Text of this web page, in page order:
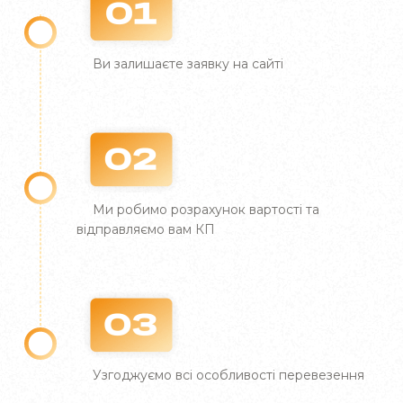
Shipping доставить:
швидкопсувні товари;
медикаменти;
косметику;
обладнання, спецтехніку, запчастини;
військову техніку;
нафтопродукти;
агротовари;
алкогольну продукцію та багато іншого.
Вам не доведеться хвилюватися щодо
страхування (застрахуємо вантаж на
Ви залишаєте заявку на сайті
Ми робимо розрахунок вартості та
відправляємо вам КП
Узгоджуємо всі особливості перевезення